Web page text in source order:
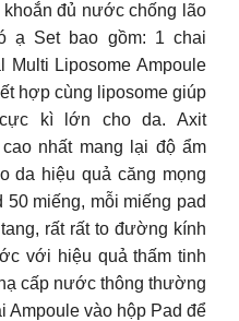
đủ nước chống lão
ạ Set bao gồm: 1 chai
Multi Liposome Ampoule
hợp cùng liposome giúp
kì lớn cho da. Axit
nhất mang lại độ ẩm
da hiệu quả căng mọng
miếng, mỗi miếng pad
rất rất to đường kính
với hiệu quả thấm tinh
cấp nước thông thường
Ampoule vào hộp Pad để